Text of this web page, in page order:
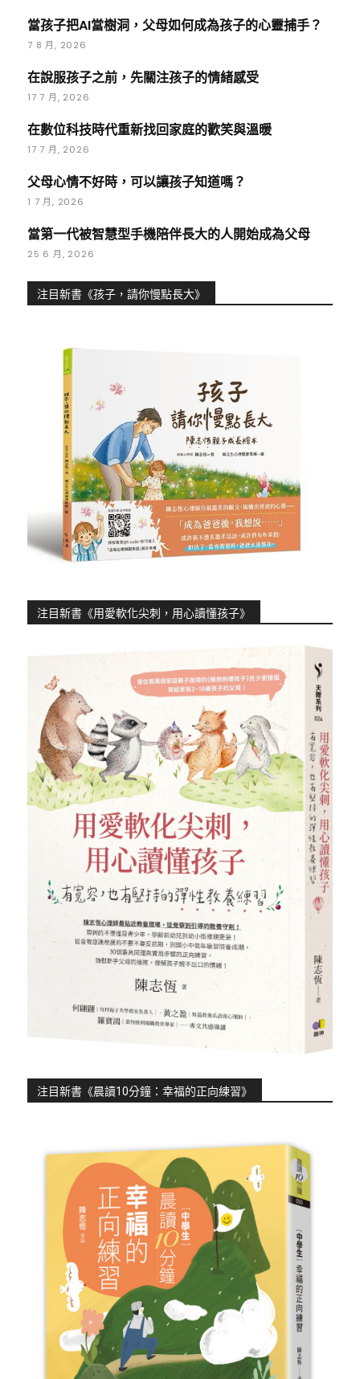
當孩子把AI當樹洞，父母如何成為孩子的心靈捕手？
7 8 月, 2026
在說服孩子之前，先關注孩子的情緒感受
17 7 月, 2026
在數位科技時代重新找回家庭的歡笑與溫暖
17 7 月, 2026
父母心情不好時，可以讓孩子知道嗎？
1 7 月, 2026
當第一代被智慧型手機陪伴長大的人開始成為父母
25 6 月, 2026
注目新書《孩子，請你慢點長大》
注目新書《用愛軟化尖刺，用心讀懂孩子》
注目新書《晨讀10分鐘：幸福的正向練習》